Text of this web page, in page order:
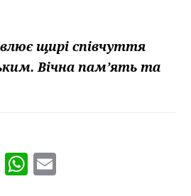
щирі співчуття
Вічна пам’ять та
Telegram
WhatsApp